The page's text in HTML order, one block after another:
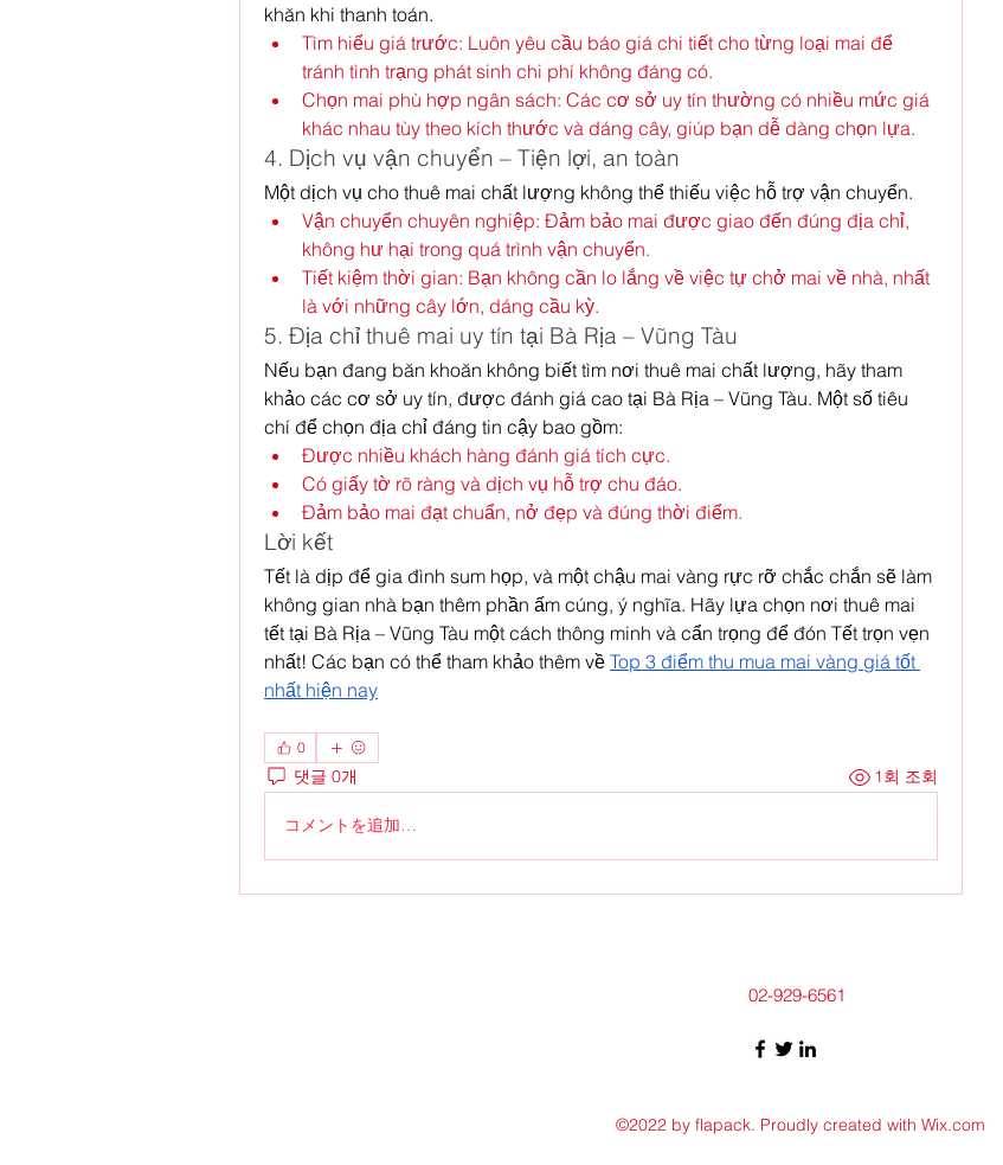
khăn khi thanh toán.
Tìm hiểu giá trước: Luôn yêu cầu báo giá chi tiết cho từng loại mai để
tránh tình trạng phát sinh chi phí không đáng có.
Chọn mai phù hợp ngân sách: Các cơ sở uy tín thường có nhiều mức giá
khác nhau tùy theo kích thước và dáng cây, giúp bạn dễ dàng chọn lựa.
4. Dịch vụ vận chuyển – Tiện lợi, an toàn
Một dịch vụ cho thuê mai chất lượng không thể thiếu việc hỗ trợ vận chuyển.
Vận chuyển chuyên nghiệp: Đảm bảo mai được giao đến đúng địa chỉ,
không hư hại trong quá trình vận chuyển.
Tiết kiệm thời gian: Bạn không cần lo lắng về việc tự chở mai về nhà, nhất
là với những cây lớn, dáng cầu kỳ.
5. Địa chỉ thuê mai uy tín tại Bà Rịa – Vũng Tàu
Nếu bạn đang băn khoăn không biết tìm nơi thuê mai chất lượng, hãy tham
khảo các cơ sở uy tín, được đánh giá cao tại Bà Rịa – Vũng Tàu. Một số tiêu
chí để chọn địa chỉ đáng tin cậy bao gồm:
Được nhiều khách hàng đánh giá tích cực.
Có giấy tờ rõ ràng và dịch vụ hỗ trợ chu đáo.
Đảm bảo mai đạt chuẩn, nở đẹp và đúng thời điểm.
Lời kết
Tết là dịp để gia đình sum họp, và một chậu mai vàng rực rỡ chắc chắn sẽ làm
không gian nhà bạn thêm phần ấm cúng, ý nghĩa. Hãy lựa chọn nơi thuê mai
tết tại Bà Rịa – Vũng Tàu một cách thông minh và cẩn trọng để đón Tết trọn vẹn
nhất! Các bạn có thể tham khảo thêm về Top 3 điểm thu mua mai vàng giá tốt
nhất hiện nay
0
댓글 0개 1회 조회
コメントを追加…
02-929-6561
©2022 by flapack. Proudly created with Wix.com